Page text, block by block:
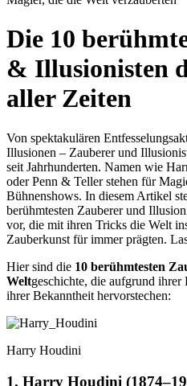
Die 10
& Illusionisten
aller Zeiten
Von spektakulären
Illusionen – Zauberer und
seit Jahrhunderten. Namen wie
oder Penn & Teller stehen für
Bühnenshows. In diesem Artikel
berühmtesten Zauberer und
vor, die mit ihren Tricks die Welt
Zauberkunst für immer prägten.
Hier sind die 10 berühmtesten
Weltgeschichte, die aufgrund ihrer
ihrer Bekanntheit hervorstechen:
Harry Houdini
1. Harry Houdini